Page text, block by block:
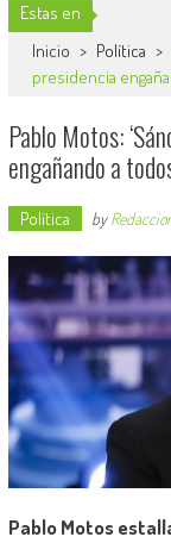
Estas en
Inicio > Política >
presidencia
Pablo Motos:
engañando a
Política by
Pablo Motos